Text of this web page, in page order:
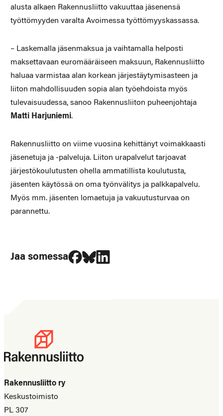
alusta alkaen Rakennusliitto vakuuttaa jäsenensä
työttömyyden varalta Avoimessa työttömyyskassassa.
– Laskemalla jäsenmaksua ja vaihtamalla helposti
maksettavaan euromääräiseen maksuun, Rakennusliitto
haluaa varmistaa alan korkean järjestäytymisasteen ja
liiton mahdollisuuden sopia alan työehdoista myös
tulevaisuudessa, sanoo Rakennusliiton puheenjohtaja
Matti Harjuniemi.
Rakennusliitto on viime vuosina kehittänyt voimakkaasti
jäsenetuja ja -palveluja. Liiton urapalvelut tarjoavat
järjestökoulutusten ohella ammatillista koulutusta,
jäsenten käytössä on oma työnvälitys ja palkkapalvelu.
Myös mm. jäsenten lomaetuja ja vakuutusturvaa on
parannettu.
Jaa somessa
Jaa Facebookissa
Jaa Blueskyssa
Jaa LinkedIn:ssä
Rakennusliitto ry
Keskustoimisto
PL 307